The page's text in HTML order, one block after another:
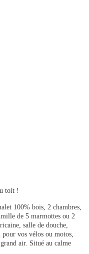
toit !
100% bois, 2 chambres,
de 5 marmottes ou 2
salle de douche,
pour vos vélos ou motos,
air. Situé au calme